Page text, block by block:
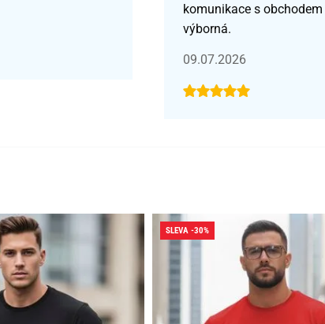
komunikace s obchodem
výborná.
09.07.2026
SLEVA -30%